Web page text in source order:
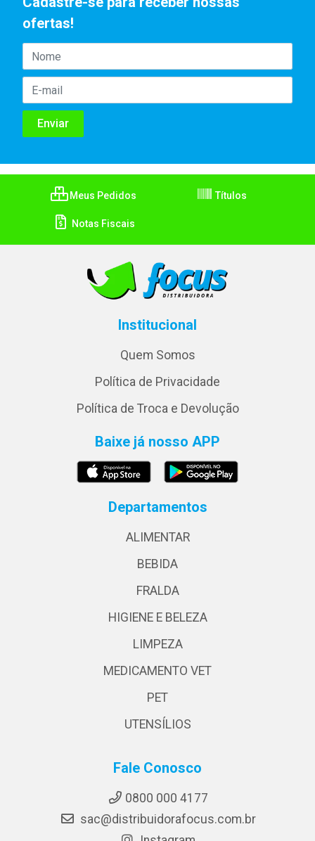
ofertas!
Meus Pedidos Títulos
Notas Fiscais
Institucional
Quem Somos
Política de Privacidade
Política de Troca e Devolução
Baixe já nosso APP
Departamentos
ALIMENTAR
BEBIDA
FRALDA
HIGIENE E BELEZA
LIMPEZA
MEDICAMENTO VET
PET
UTENSÍLIOS
Fale Conosco
0800 000 4177
sac@distribuidorafocus.com.br